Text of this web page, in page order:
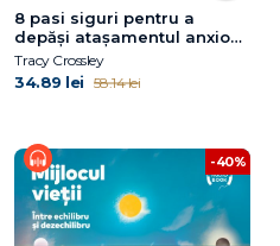
8 pasi siguri pentru a
depăși atașamentul anxios
și evitant
Tracy Crossley
34.89 lei 58.14 lei
-40%